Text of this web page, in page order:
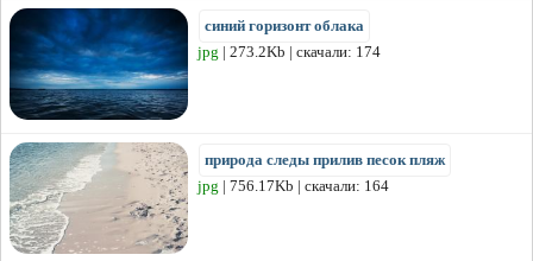
синий горизонт облака
jpg | 273.2Kb | скачали: 174
природа следы прилив песок пляж
jpg | 756.17Kb | скачали: 164